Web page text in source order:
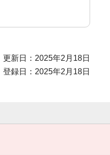
更新日：2025年2月18日
登録日：2025年2月18日